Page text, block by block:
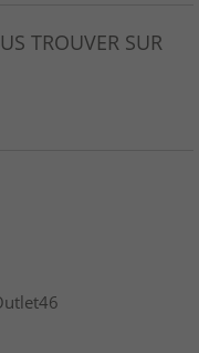
TROUVER SUR